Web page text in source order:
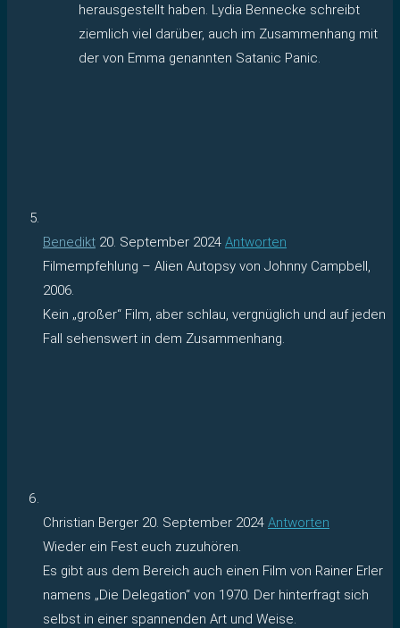
herausgestellt haben. Lydia Bennecke schreibt
ziemlich viel darüber, auch im Zusammenhang mit
der von Emma genannten Satanic Panic.
Benedikt 20. September 2024 Antworten
Filmempfehlung – Alien Autopsy von Johnny Campbell,
2006.
Kein „großer“ Film, aber schlau, vergnüglich und auf jeden
Fall sehenswert in dem Zusammenhang.
Christian Berger 20. September 2024 Antworten
Wieder ein Fest euch zuzuhören.
Es gibt aus dem Bereich auch einen Film von Rainer Erler
namens „Die Delegation“ von 1970. Der hinterfragt sich
selbst in einer spannenden Art und Weise.